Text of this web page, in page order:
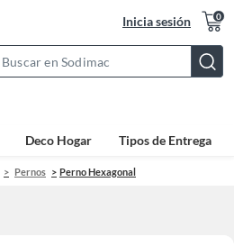
Inicia sesión 0
Bar
Deco Hogar Tipos de Entrega
Pernos Perno Hexagonal